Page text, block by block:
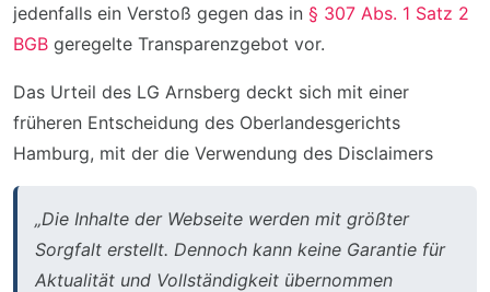
jedenfalls ein Verstoß gegen das in § 307 Abs. 1 Satz 2
BGB geregelte Transparenzgebot vor.
Das Urteil des LG Arnsberg deckt sich mit einer
früheren Entscheidung des Oberlandesgerichts
Hamburg, mit der die Verwendung des Disclaimers
„Die Inhalte der Webseite werden mit größter
Sorgfalt erstellt. Dennoch kann keine Garantie für
Aktualität und Vollständigkeit übernommen